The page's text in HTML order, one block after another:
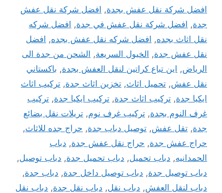
افضل شركة نقل عفش بجدة, افضل شركة نقل عفش
جدة, افضل شركة نقل عفش في جدة, افضل شركه
نقل اثاث بجده, افضل شركه نقل عفش بجده, افضل
نقل عفش جدة, الخيول السريعة, الشحن من جدة الى
الرياض, اين تباع كراتين لنقل العفش بجدة, باكستاني
نقل عفش, تحميل اثاث, تخزين اثاث جدة, تركيب اثاث
ايكيا جدة, تركيب اثاث جدة, تركيب ايكيا جدة, تركيب
غرف النوم بجدة, تركيب غرف نوم, تريلات نقل بضائع
جدة, تقل عفش, توصيل دباب جدة, حراج جده للاثاث,
حراج عفش جدة, حراج نقل عفش جدة, دباب
الحمدانيه, دباب تحميل, دباب تحميل جدة, دباب توصيل,
دباب توصيل جدة, دباب توصيل داخل جدة, دباب جدة,
دباب لنقل العفش, دباب نقل, دباب نقل جدة, دباب نقل